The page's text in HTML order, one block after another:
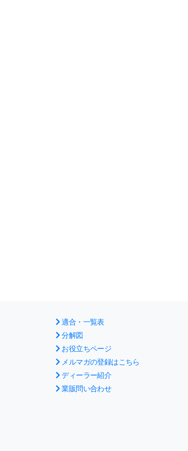
適合・一覧表
分解図
お役立ちページ
メルマガの登録はこちら
ディーラー紹介
業販問い合わせ